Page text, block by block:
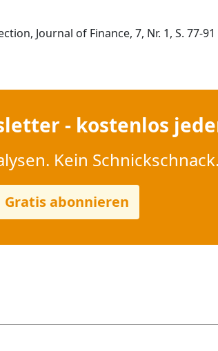
Journal of Finance, 7, Nr. 1, S. 77-91
- kostenlos
Kein Schnickschnack.
Gratis abonnieren